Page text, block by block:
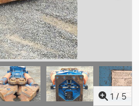
1 / 5